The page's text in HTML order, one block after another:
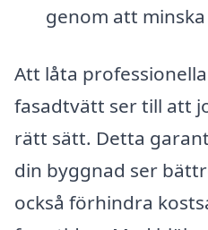
genom att
Att låta
fasadtvätt ser till att
rätt sätt. Detta
din byggnad ser
också förhindra